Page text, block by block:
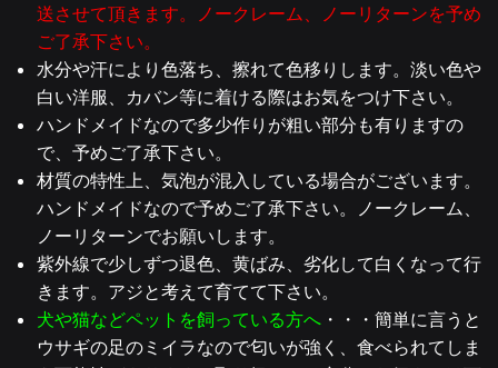
送させて頂きます。ノークレーム、ノーリターンを予め
ご了承下さい。
水分や汗により色落ち、擦れて色移りします。淡い色や
白い洋服、カバン等に着ける際はお気をつけ下さい。
ハンドメイドなので多少作りが粗い部分も有りますの
で、予めご了承下さい。
材質の特性上、気泡が混入している場合がございます。
ハンドメイドなので予めご了承下さい。ノークレーム、
ノーリターンでお願いします。
紫外線で少しずつ退色、黄ばみ、劣化して白くなって行
きます。アジと考えて育てて下さい。
犬や猫などペットを飼っている方へ・・・簡単に言うと
ウサギの足のミイラなので匂いが強く、食べられてしま